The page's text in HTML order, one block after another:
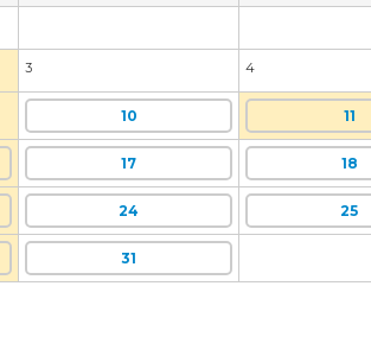
3 4
10 11
17 18
24 25
31